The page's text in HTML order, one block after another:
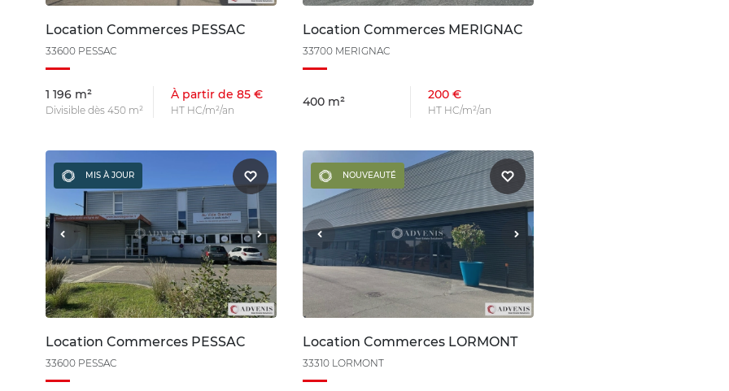
Location Commerces PESSAC
33600 PESSAC
1 196 m²
Divisible dès 450 m²
À partir de 85 €
HT HC/m²/an
Location Commerces MERIGNAC
33700 MERIGNAC
400 m² 200 €
HT HC/m²/an
MIS À JOUR
Location Commerces PESSAC
33600 PESSAC
NOUVEAUTÉ
Location Commerces LORMONT
33310 LORMONT